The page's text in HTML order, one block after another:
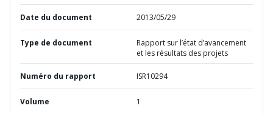
Date du document 2013/05/29
Type de document
Rapport sur l’état d’avancement
et les résultats des projets
Numéro du rapport ISR10294
Volume 1